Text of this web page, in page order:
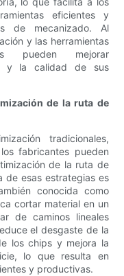
eficientes y
de mecanizado. Al
y las herramientas
pueden mejorar
y la calidad de sus
de la ruta de
tradicionales,
fabricantes pueden
de la ruta de
de esas estrategias es
conocida como
cortar material en un
de caminos lineales
el desgaste de la
los chips y mejora la
lo que resulta en
y productivas.